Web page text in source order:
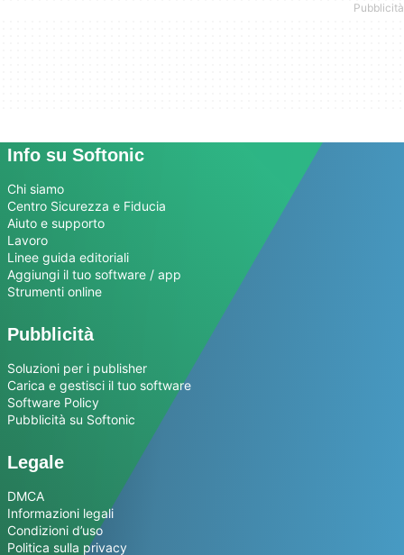
Info su Softonic
Chi siamo
Centro Sicurezza e Fiducia
Aiuto e supporto
Lavoro
Linee guida editoriali
Aggiungi il tuo software / app
Strumenti online
Pubblicità
Soluzioni per i publisher
Carica e gestisci il tuo software
Software Policy
Pubblicità su Softonic
Legale
DMCA
Informazioni legali
Condizioni d’uso
Politica sulla privacy